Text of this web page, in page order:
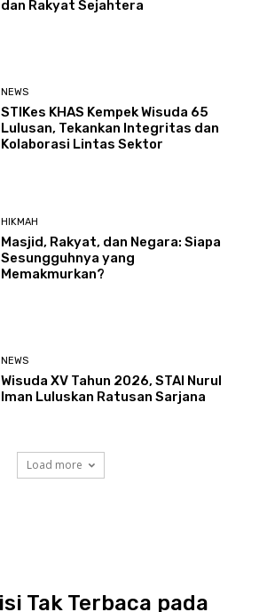
dan Rakyat Sejahtera
NEWS
STIKes KHAS Kempek Wisuda 65
Lulusan, Tekankan Integritas dan
Kolaborasi Lintas Sektor
HIKMAH
Masjid, Rakyat, dan Negara: Siapa
Sesungguhnya yang
Memakmurkan?
NEWS
Wisuda XV Tahun 2026, STAI Nurul
Iman Luluskan Ratusan Sarjana
Load more